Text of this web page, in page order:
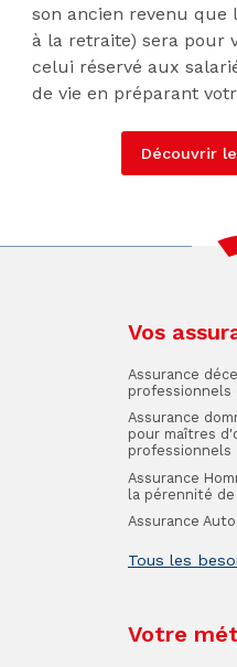
son ancien revenu que
à la retraite) sera pour
celui réservé aux
de vie en préparant
Découvrir
Vos
Assurance
professionnels
Assurance
pour maîtres
professionnels
Assurance
la pérennité
Assurance
Tous les
Votre